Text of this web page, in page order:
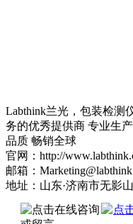
Labthink兰光，包装检测
务的优秀提供商 专业生产
品质 畅销全球
官网：http://
邮箱：
地址：山东·济南市无影